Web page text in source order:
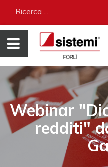
Webinar
redditi"